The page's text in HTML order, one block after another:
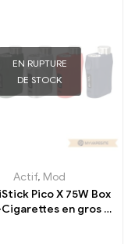
EN RUPTURE
DE STOCK
Actif, Mod
Pico X 75W Box
en gros 丨